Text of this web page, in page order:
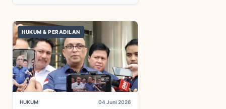
HUKUM & PERADILAN
HUKUM 04 Juni 2026